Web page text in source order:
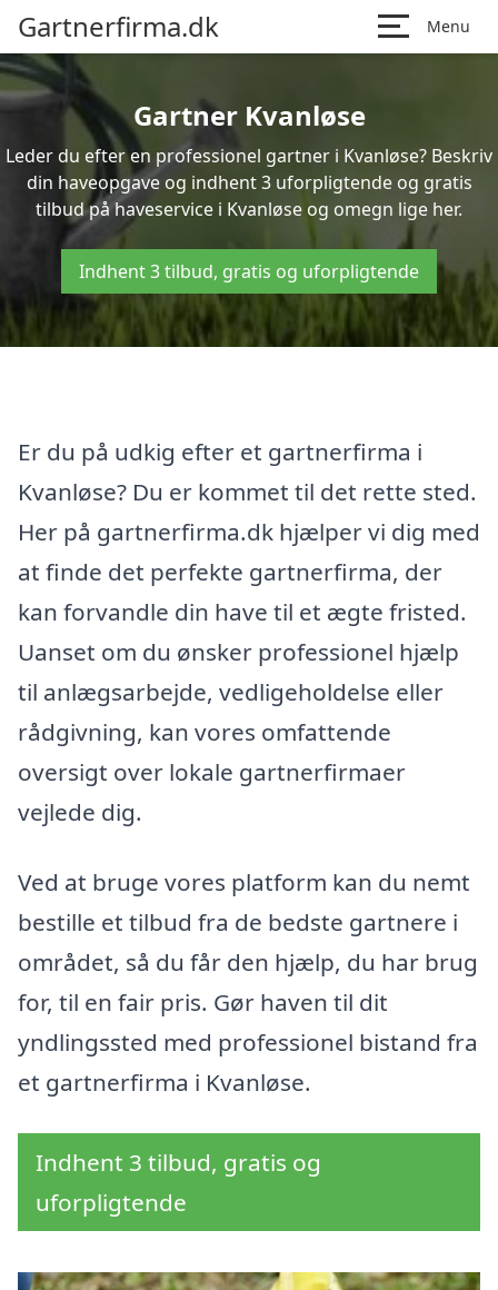
Gartnerfirma.dk Menu
Gartner Kvanløse
Leder du efter en professionel gartner i Kvanløse? Beskriv
din haveopgave og indhent 3 uforpligtende og gratis
tilbud på haveservice i Kvanløse og omegn lige her.
Indhent 3 tilbud, gratis og uforpligtende
Er du på udkig efter et gartnerfirma i
Kvanløse? Du er kommet til det rette sted.
Her på gartnerfirma.dk hjælper vi dig med
at finde det perfekte gartnerfirma, der
kan forvandle din have til et ægte fristed.
Uanset om du ønsker professionel hjælp
til anlægsarbejde, vedligeholdelse eller
rådgivning, kan vores omfattende
oversigt over lokale gartnerfirmaer
vejlede dig.
Ved at bruge vores platform kan du nemt
bestille et tilbud fra de bedste gartnere i
området, så du får den hjælp, du har brug
for, til en fair pris. Gør haven til dit
yndlingssted med professionel bistand fra
et gartnerfirma i Kvanløse.
Indhent 3 tilbud, gratis og
uforpligtende